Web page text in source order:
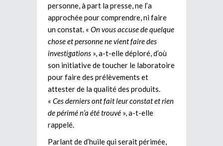
personne, à part la presse, ne l’a
approchée pour comprendre, ni faire
un constat. « On vous accuse de quelque
chose et personne ne vient faire des
investigations », a-t-elle déploré, d’où
son initiative de toucher le laboratoire
pour faire des prélèvements et
attester de la qualité des produits.
« Ces derniers ont fait leur constat et rien
de périmé n’a été trouvé », a-t-elle
rappelé.
Parlant de d’huile qui serait périmée,